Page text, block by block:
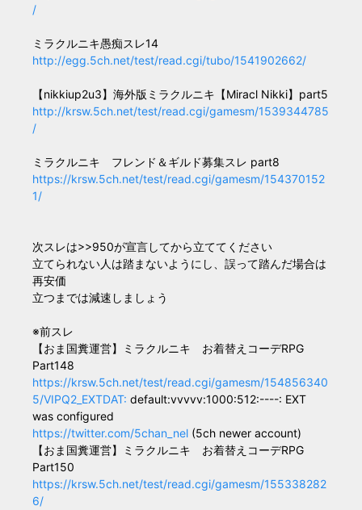
/
ミラクルニキ愚痴スレ14
http://egg.5ch.net/test/read.cgi/tubo/1541902662/
【nikkiup2u3】海外版ミラクルニキ【Miracl Nikki】part5
http://krsw.5ch.net/test/read.cgi/gamesm/1539344785
/
ミラクルニキ フレンド＆ギルド募集スレ part8
https://krsw.5ch.net/test/read.cgi/gamesm/154370152
1/
次スレは>>950が宣言してから立ててください
立てられない人は踏まないようにし、誤って踏んだ場合は
再安価
立つまでは減速しましょう
※前スレ
【おま国糞運営】ミラクルニキ お着替えコーデRPG
Part148
https://krsw.5ch.net/test/read.cgi/gamesm/154856340
5/VIPQ2_EXTDAT: default:vvvvv:1000:512:----: EXT
was configured
https://twitter.com/5chan_nel (5ch newer account)
【おま国糞運営】ミラクルニキ お着替えコーデRPG
Part150
https://krsw.5ch.net/test/read.cgi/gamesm/155338282
6/